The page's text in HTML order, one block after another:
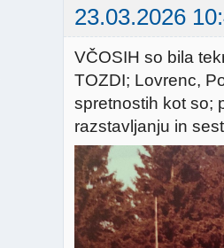
23.03.2026
VČOSIH so bila
TOZDI; Lovrenc,
spretnostih kot so;
razstavljanju in